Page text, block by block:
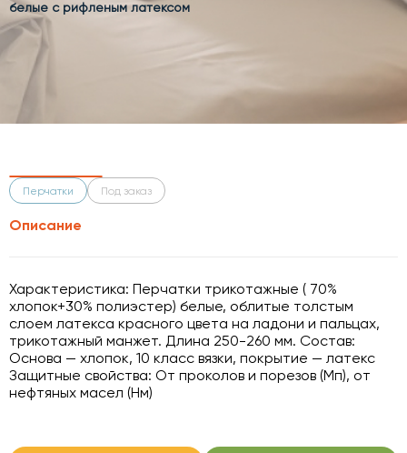
белые с рифленым латексом
Перчатки Под заказ
Описание
Характеристика: Перчатки трикотажные ( 70%
хлопок+30% полиэстер) белые, облитые толстым
слоем латекса красного цвета на ладони и пальцах,
трикотажный манжет. Длина 250-260 мм. Состав:
Основа — хлопок, 10 класс вязки, покрытие — латекс
Защитные свойства: От проколов и порезов (Мп), от
нефтяных масел (Нм)